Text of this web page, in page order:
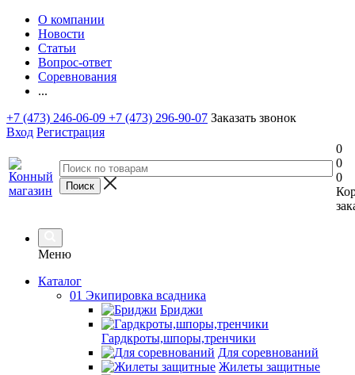
О компании
Новости
Статьи
Вопрос-ответ
Соревнования
...
+7 (473) 246-06-09 +7 (473) 296-90-07 Заказать звонок
Вход Регистрация
0
0
0
Меню
Каталог
01 Экипировка всадника
Бриджи
Гардкроты,шпоры,тренчики
Для соревнований
Жилеты защитные